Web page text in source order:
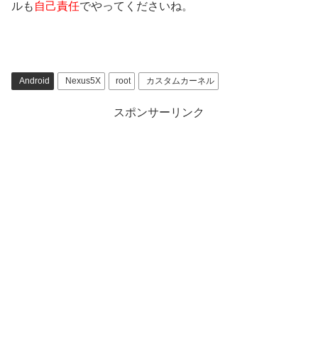
ルも 自己責任でやってくださいね。
Android Nexus5X root カスタムカーネル
スポンサーリンク